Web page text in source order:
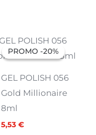
PROMO -20%
PROMO -20%
GEL POLISH 056
Gold Millionaire
8ml
O
preço
original
6,91 €.
5,53€
O
preço
atual
5,53 €.